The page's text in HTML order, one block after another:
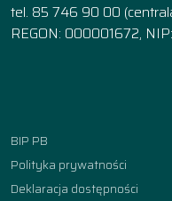
tel. 85 746 90 00
REGON: 000001672,
BIP PB
Polityka prywatności
Deklaracja dostępności